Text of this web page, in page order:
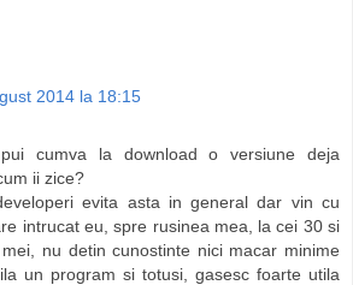
2014 la 18:15
cumva la download o versiune deja
ii zice?
evita asta in general dar vin cu
intrucat eu, spre rusinea mea, la cei 30 si
nu detin cunostinte nici macar minime
un program si totusi, gasesc foarte utila